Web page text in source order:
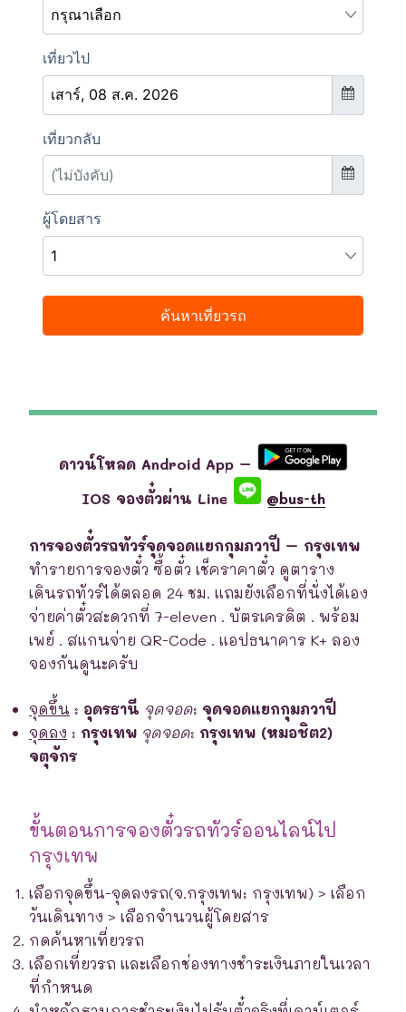
ดาวน์โหลด Android App –
IOS จองตั๋วผ่าน Line
@bus-th
การจองตั๋วรถทัวร์จุดจอดแยกกุมภวาปี – กรุงเทพ
ทำรายการจองตั๋ว ซื้อตั๋ว เช็คราคาตั๋ว ดูตาราง
เดินรถทัวร์ได้ตลอด 24 ชม. แถมยังเลือกที่นั่งได้เอง
จ่ายค่าตั๋วสะดวกที่ 7-eleven . บัตรเครดิต . พร้อม
เพย์ . สแกนจ่าย QR-Code . แอปธนาคาร K+ ลอง
จองกันดูนะครับ
จุดขึ้น : อุดรธานี จุดจอด: จุดจอดแยกกุมภวาปี
จุดลง : กรุงเทพ จุดจอด: กรุงเทพ (หมอชิต2)
จตุจักร
ขั้นตอนการจองตั๋วรถทัวร์ออนไลน์ไป
กรุงเทพ
เลือกจุดขึ้น-จุดลงรถ(จ.กรุงเทพ: กรุงเทพ) > เลือก
วันเดินทาง > เลือกจำนวนผู้โดยสาร
กดค้นหาเที่ยวรถ
เลือกเที่ยวรถ และเลือกช่องทางชำระเงินภายในเวลา
ที่กำหนด